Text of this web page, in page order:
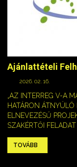
Ajánlattételi
2026. 02. 16.
„AZ INTERREG V-A
HATÁRON ÁTNYÚLÓ
ELNEVEZÉSŰ
SZAKÉRTŐI
TOVÁBB